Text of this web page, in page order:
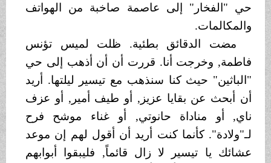
حي "الفخار" إلى عاصمة صاخبة من الهواتف
والمكالمات.
مضت الدقائق بطئية. ظلت لميس تؤنس
فاطمة, وخرجت أنا. قررت أن أن أذهب إلى حي
"الباثين" حيث كنا سنذهب مع تيسير ليلتها. أريد
أن أبحث عن بقايا عزيز, أو طيف أمير, أو عزف
ناي, أو مناداة حانوتي, أو غناء موشح فرح
لـ"ولادة". كأنما كنت أريد أن أقول لهم إن موعد
عشائك يا تيسير لا زال قائماً, فليبقوا أبوابهم